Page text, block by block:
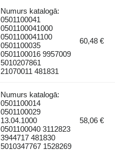
Numurs katalogā:
0501100041
0501100041000
0501100041100
0501100035
0501100016 9957009
5010207861
21070011 481831
60,48 €
Numurs katalogā:
0501100014
0501100029
13.04.1000
0501100040 3112823
3944717 481830
5010347767 1528269
58,06 €